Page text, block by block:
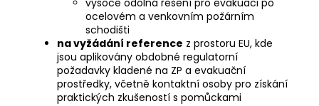
vysoce odolná řešení pro evakuaci po
ocelovém a venkovním požárním
schodišti
na vyžádání reference z prostoru EU, kde
jsou aplikovány obdobné regulatorní
požadavky kladené na ZP a evakuační
prostředky, včetně kontaktní osoby pro získání
praktických zkušeností s pomůckami